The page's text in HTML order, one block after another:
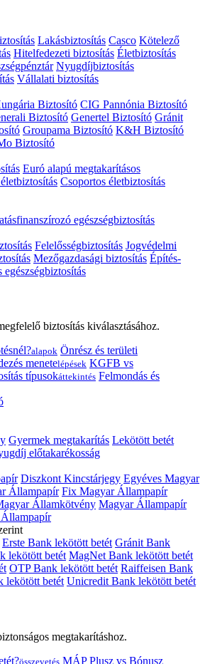
Lakásbiztosítás Casco Kötelező
Hitelfedezeti biztosítás Életbiztosítás
Nyugdíjbiztosítás
Vállalati biztosítás
Biztosító CIG Pannónia Biztosító
Biztosító Genertel Biztosító Gránit
Groupama Biztosító K&H Biztosító
Biztosító
Euró alapú megtakarításos
Csoportos életbiztosítás
egészségbiztosítás
Felelősségbiztosítás Jogvédelmi
Mezőgazdasági biztosítás Építés-
egészségbiztosítás
biztosítás kiválasztásához.
alapok Önrész és területi
menetelépések KGFB vs
típusokáttekintés Felmondás és
Gyermek megtakarítás Lekötött betét
előtakarékosság
Diszkont Kincstárjegy Egyéves Magyar
Állampapír Fix Magyar Állampapír
Államkötvény Magyar Állampapír
Erste Bank lekötött betét Gránit Bank
lekötött betét MagNet Bank lekötött betét
OTP Bank lekötött betét Raiffeisen Bank
lekötött betét Unicredit Bank lekötött betét
megtakarításhoz.
összevetés MÁP Plusz vs Bónusz